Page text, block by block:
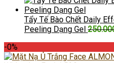
Tẩy Tế Bào Chết Daily
Peeling Dạng Gel
-0%